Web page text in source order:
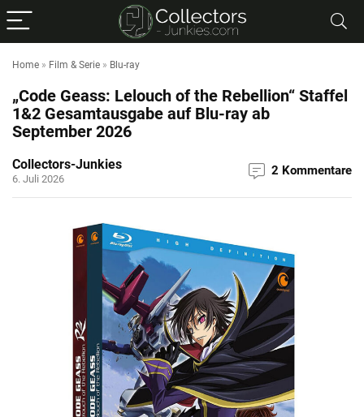
Home » Film & Serie » Blu-ray
„Code Geass: Lelouch of the Rebellion“ Staffel
1&2 Gesamtausgabe auf Blu-ray ab
September 2026
Collectors-Junkies
6. Juli 2026
2 Kommentare